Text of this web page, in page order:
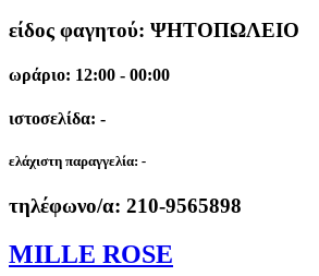
είδος φαγητού: ΨΗΤΟΠΩΛΕΙΟ
ωράριο: 12:00 - 00:00
ιστοσελίδα: -
ελάχιστη παραγγελία: -
τηλέφωνο/α: 210-9565898
MILLE ROSE